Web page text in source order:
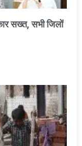
सख्त, सभी जिलों